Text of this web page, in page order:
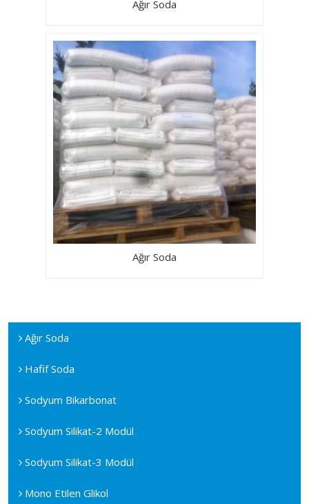
Ağır Soda
Ağır Soda
Ağır Soda
Hafif Soda
Sodyum Bikarbonat
Sodyum Silikat-2 Modül
Sodyum Silikat-3 Modül
Mono Etilen Glikol